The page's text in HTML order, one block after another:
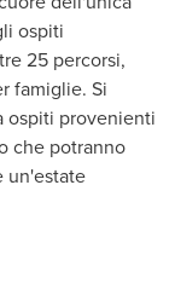
ospiti
25 percorsi,
famiglie. Si
ospiti provenienti
che potranno
un'estate